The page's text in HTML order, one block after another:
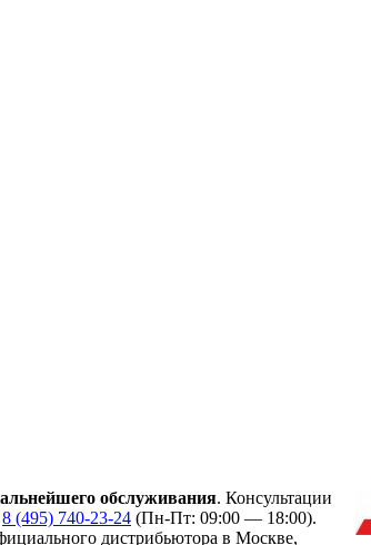
обслуживания. Консультации
8 (495) 740-23-24 (Пн-Пт: 09:00 — 18:00).
дистрибьютора в Москве,